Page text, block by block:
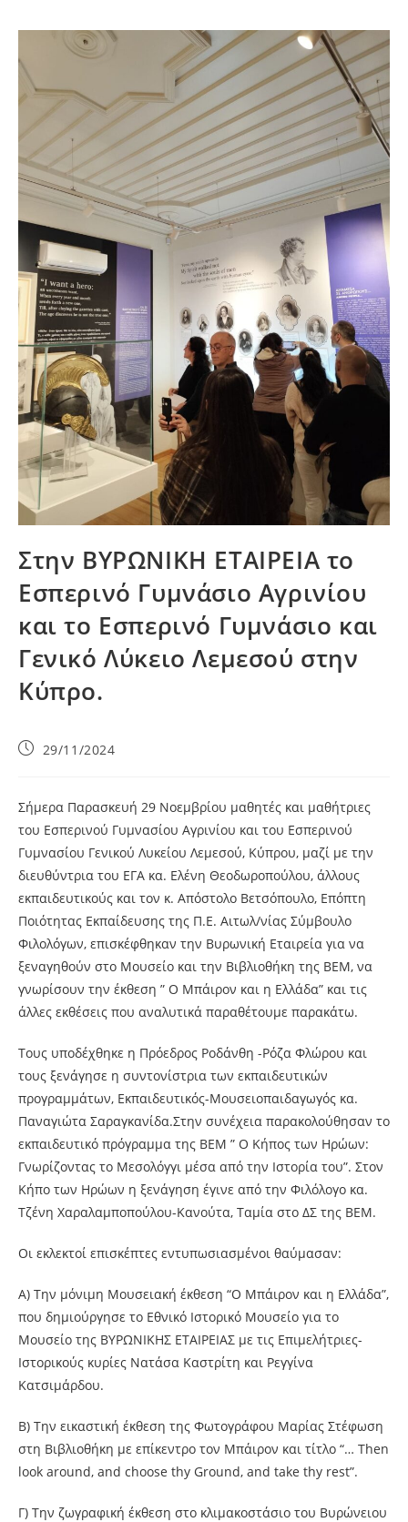
Στην ΒΥΡΩΝΙΚΗ ΕΤΑΙΡΕΙΑ το
Εσπερινό Γυμνάσιο Αγρινίου
και το Εσπερινό Γυμνάσιο και
Γενικό Λύκειο Λεμεσού στην
Κύπρο.
29/11/2024
Σήμερα Παρασκευή 29 Νοεμβρίου μαθητές και μαθήτριες
του Εσπερινού Γυμνασίου Αγρινίου και του Εσπερινού
Γυμνασίου Γενικού Λυκείου Λεμεσού, Κύπρου, μαζί με την
διευθύντρια του ΕΓΑ κα. Ελένη Θεοδωροπούλου, άλλους
εκπαιδευτικούς και τον κ. Απόστολο Βετσόπουλο, Επόπτη
Ποιότητας Εκπαίδευσης της Π.Ε. Αιτωλ/νίας Σύμβουλο
Φιλολόγων, επισκέφθηκαν την Βυρωνική Εταιρεία για να
ξεναγηθούν στο Μουσείο και την Βιβλιοθήκη της ΒΕΜ, να
γνωρίσουν την έκθεση ” Ο Μπάιρον και η Ελλάδα” και τις
άλλες εκθέσεις που αναλυτικά παραθέτουμε παρακάτω.
Τους υποδέχθηκε η Πρόεδρος Ροδάνθη -Ρόζα Φλώρου και
τους ξενάγησε η συντονίστρια των εκπαιδευτικών
προγραμμάτων, Εκπαιδευτικός-Μουσειοπαιδαγωγός κα.
Παναγιώτα Σαραγκανίδα.Στην συνέχεια παρακολούθησαν το
εκπαιδευτικό πρόγραμμα της ΒΕΜ ” Ο Κήπος των Ηρώων:
Γνωρίζοντας το Μεσολόγγι μέσα από την Ιστορία του”. Στον
Κήπο των Ηρώων η ξενάγηση έγινε από την Φιλόλογο κα.
Τζένη Χαραλαμποπούλου-Κανούτα, Ταμία στο ΔΣ της ΒΕΜ.
Οι εκλεκτοί επισκέπτες εντυπωσιασμένοι θαύμασαν:
Α) Την μόνιμη Μουσειακή έκθεση “Ο Μπάιρον και η Ελλάδα”,
που δημιούργησε το Εθνικό Ιστορικό Μουσείο για το
Μουσείο της ΒΥΡΩΝΙΚΗΣ ΕΤΑΙΡΕΙΑΣ με τις Επιμελήτριες-
Ιστορικούς κυρίες Νατάσα Καστρίτη και Ρεγγίνα
Κατσιμάρδου.
Β) Την εικαστική έκθεση της Φωτογράφου Μαρίας Στέφωση
στη Βιβλιοθήκη με επίκεντρο τον Μπάιρον και τίτλο “… Then
look around, and choose thy Ground, and take thy rest”.
Γ) Την ζωγραφική έκθεση στο κλιμακοστάσιο του Βυρώνειου